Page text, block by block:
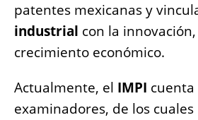
patentes mexicanas y
industrial con la
crecimiento económico.
Actualmente, el IMPI cuenta
examinadores, de los cuales